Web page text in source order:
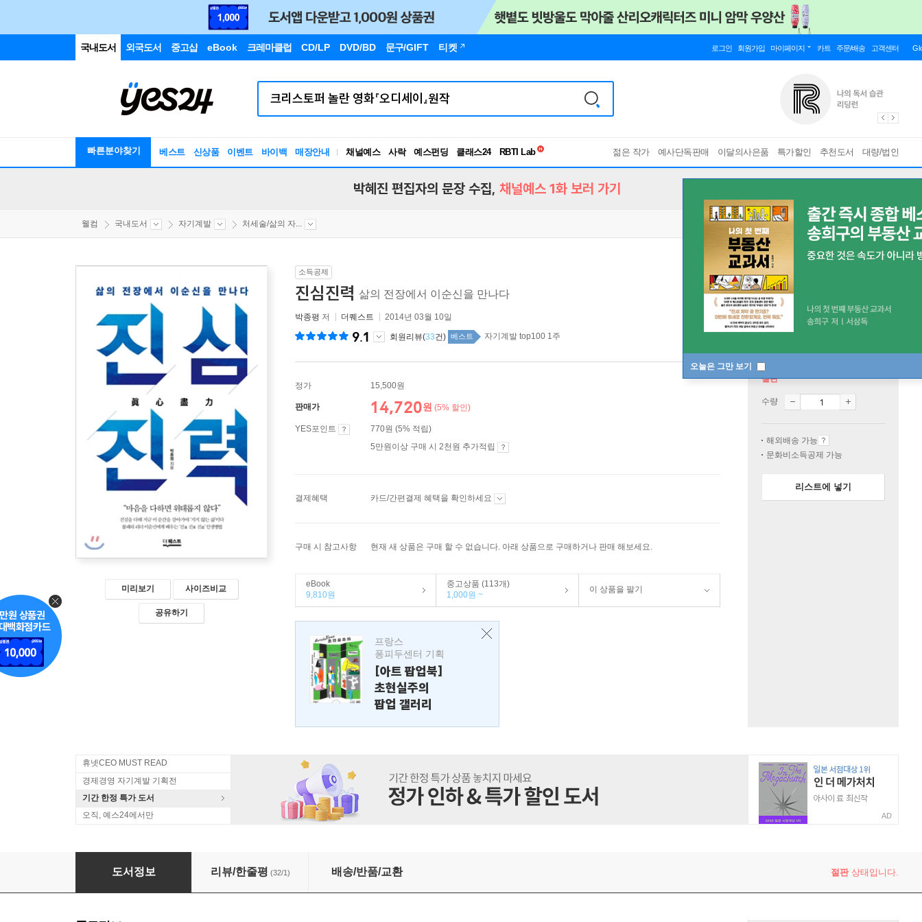
국내도서 외국도서 중고샵 eBook 크레마클럽 CD/LP DVD/BD 문구/GIFT 티켓 로그인 회원가입 마이페이지 카트 주문/배송 고객센터
빠른분야찾기 베스트 신상품 이벤트 바이백 매장안내 채널예스 사락 예스펀딩 클래스24
독서유형검사
젊은 작가 예사단독판매 이달의사은품 특가할인 추천도서 대량/법인
오늘은 그만 보기
박혜진 편집자의 문장 수집, 채널예스 1화 보러 가기
웰컴 국내도서 자기계발 처세술/삶의 자...
미리보기 사이즈비교
공유하기
소득공제
진심진력 삶의 전장에서 이순신을 만나다
박종평 저 더퀘스트 2014년 03월 10일
9.1 회원리뷰(33건) 베스트 자기계발 top100 1주
정가 15,500원
판매가 14,720원 (5% 할인)
YES포인트
770원 (5% 적립)
5만원이상 구매 시 2천원 추가적립
결제혜택 카드/간편결제 혜택을 확인하세요
구매 시 참고사항 현재 새 상품은 구매 할 수 없습니다. 아래 상품으로 구매하거나 판매 해보세요.
eBook
9,810원
중고상품 (113개)
1,000원 ~
이 상품을 팔기
프랑스
퐁피두센터 기획
[아트 팝업북]
초현실주의
팝업 갤러리
절판
수량
해외배송 가능
문화비소득공제 가능
리스트에 넣기
휴넷CEO MUST READ
경제경영 자기계발 기획전
기간 한정 특가 도서
오직, 예스24에서만
AD
진심진력
도서정보 리뷰/한줄평 (32/1) 배송/반품/교환 절판상태입니다.